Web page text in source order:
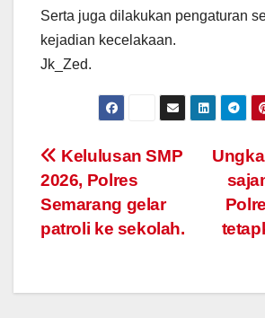
Serta juga dilakukan pengaturan
kejadian kecelakaan.
Jk_Zed.
Post
navigation
Kelulusan SMP
2026, Polres
Semarang gelar
patroli ke sekolah.